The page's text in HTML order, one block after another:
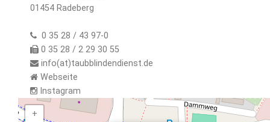
01454 Radeberg
0 35 28 / 43 97-0
0 35 28 / 2 29 30 55
info(at)taubblindendienst.de
Webseite
Instagram
+